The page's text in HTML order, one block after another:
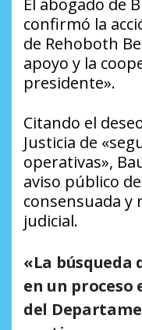
El abogado de
confirmó la
de Rehoboth
apoyo y la
presidente».
Citando el
Justicia de
operativas»,
aviso público
consensuada
judicial.
«La búsqueda
en un
del